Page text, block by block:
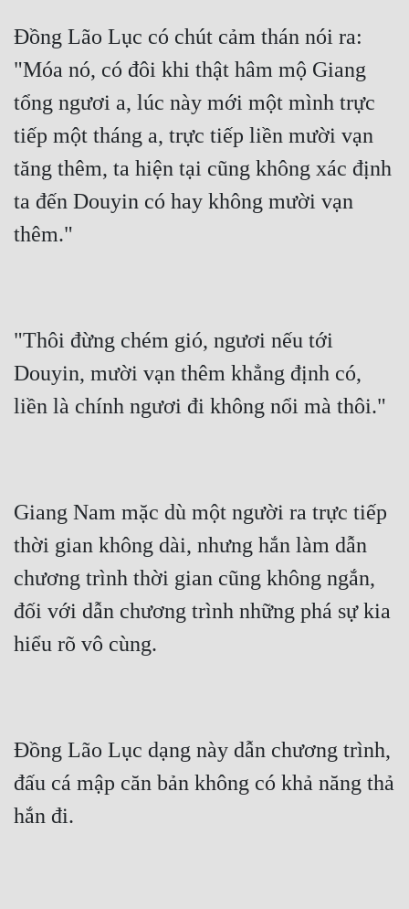
Đồng Lão Lục có chút cảm thán nói ra:
"Móa nó, có đôi khi thật hâm mộ Giang
tổng ngươi a, lúc này mới một mình trực
tiếp một tháng a, trực tiếp liền mười vạn
tăng thêm, ta hiện tại cũng không xác định
ta đến Douyin có hay không mười vạn
thêm."
"Thôi đừng chém gió, ngươi nếu tới
Douyin, mười vạn thêm khẳng định có,
liền là chính ngươi đi không nổi mà thôi."
Giang Nam mặc dù một người ra trực tiếp
thời gian không dài, nhưng hắn làm dẫn
chương trình thời gian cũng không ngắn,
đối với dẫn chương trình những phá sự kia
hiểu rõ vô cùng.
Đồng Lão Lục dạng này dẫn chương trình,
đấu cá mập căn bản không có khả năng thả
hắn đi.